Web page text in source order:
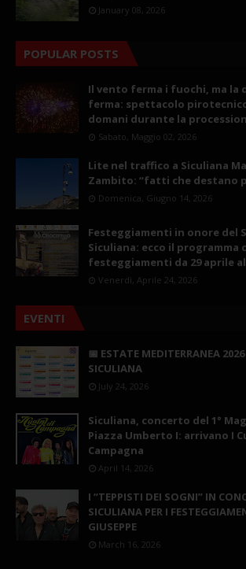
January 08, 2026
POPULAR POSTS
Il vento ferma i fuochi, ma la
ferma: spettacolo
domani durante la
Sabato, Maggio 02, 2026
Lite nel traffico a Siculiana
Zambito: “fatti che destano
Domenica, Giugno 14, 2026
Festeggiamenti in onore del
Siculiana: ecco il programma
festeggiamenti da 29 aprile al
Venerdì, Aprile 24, 2026
EVENTI
📅 ESTATE MEDITERRANEA
SICULIANA
July 24, 2026
Siculiana, concerto del 1°
Piazza Umberto I: arrivano I
Campagna
April 14, 2026
I “TEPPISTI DEI SOGNI” IN
SICULIANA PER I
GIUSEPPE
March 16, 2026